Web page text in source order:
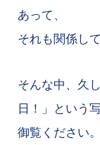
あって、
それも関係し
そんな中、久
日！」という
御覧ください。